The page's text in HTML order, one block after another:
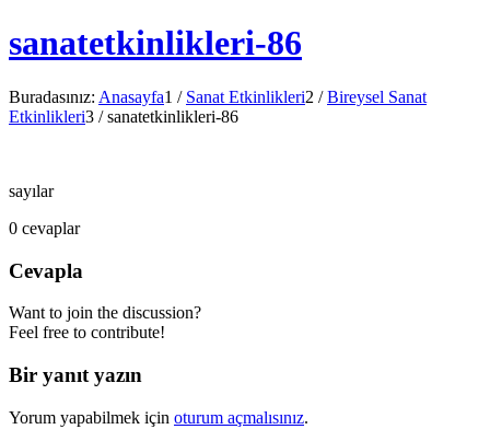
sanatetkinlikleri-86
Buradasınız: Anasayfa1 / Sanat Etkinlikleri2 / Bireysel Sanat
Etkinlikleri3 / sanatetkinlikleri-86
sayılar
0 cevaplar
Cevapla
Want to join the discussion?
Feel free to contribute!
Bir yanıt yazın
Yorum yapabilmek için oturum açmalısınız.